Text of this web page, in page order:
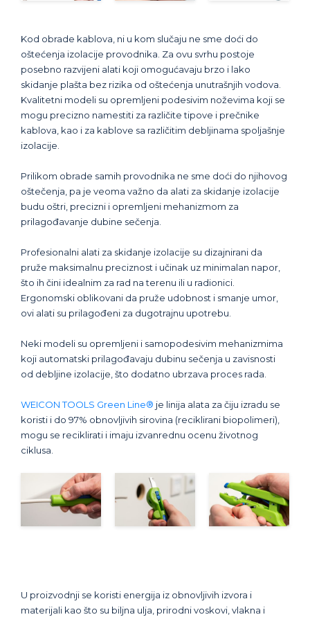
Kod obrade kablova, ni u kom slučaju ne sme doći do
oštećenja izolacije provodnika. Za ovu svrhu postoje
posebno razvijeni alati koji omogućavaju brzo i lako
skidanje plašta bez rizika od oštećenja unutrašnjih vodova.
Kvalitetni modeli su opremljeni podesivim noževima koji se
mogu precizno namestiti za različite tipove i prečnike
kablova, kao i za kablove sa različitim debljinama spoljašnje
izolacije.
Prilikom obrade samih provodnika ne sme doći do njihovog
oštečenja, pa je veoma važno da alati za skidanje izolacije
budu oštri, precizni i opremljeni mehanizmom za
prilagođavanje dubine sečenja.
Profesionalni alati za skidanje izolacije su dizajnirani da
pruže maksimalnu preciznost i učinak uz minimalan napor,
što ih čini idealnim za rad na terenu ili u radionici.
Ergonomski oblikovani da pruže udobnost i smanje umor,
ovi alati su prilagođeni za dugotrajnu upotrebu.
Neki modeli su opremljeni i samopodesivim mehanizmima
koji automatski prilagođavaju dubinu sečenja u zavisnosti
od debljine izolacije, što dodatno ubrzava proces rada.
WEICON TOOLS Green Line® je linija alata za čiju izradu se
koristi i do 97% obnovljivih sirovina (reciklirani biopolimeri),
mogu se reciklirati i imaju izvanrednu ocenu životnog
ciklusa.
U proizvodnji se koristi energija iz obnovljivih izvora i
materijali kao što su biljna ulja, prirodni voskovi, vlakna i